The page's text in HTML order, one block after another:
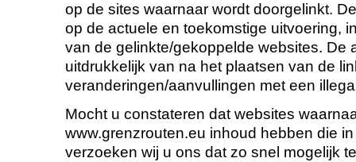
op de sites waarnaar wordt doorgelinkt.
op de actuele en toekomstige uitvoering,
van de gelinkte/gekoppelde websites. De
uitdrukkelijk van na het plaatsen van de
veranderingen/aanvullingen met een
Mocht u constateren dat websites
www.grenzrouten.eu inhoud hebben die
verzoeken wij u ons dat zo snel mogelijk